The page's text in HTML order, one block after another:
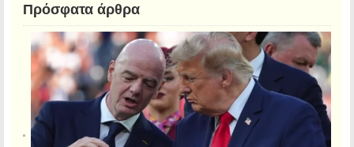
Πρόσφατα άρθρα